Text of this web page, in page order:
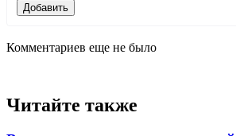
Добавить
Комментариев еще не было
Читайте также